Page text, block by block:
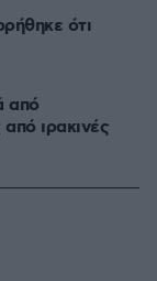
ότι
από
ιρακινές